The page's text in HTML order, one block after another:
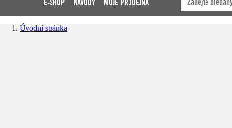
E-SHOP NÁVODY MOJE PRODEJNA
Úvodní stránka